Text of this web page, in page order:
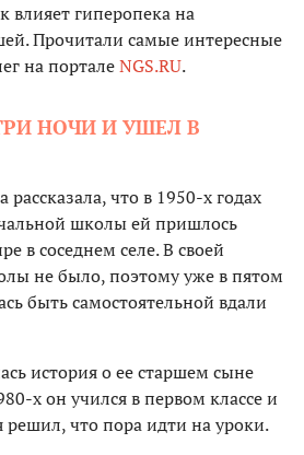
влияет гиперопека на
Прочитали самые интересные
на порталеNGS.RU.
НОЧИ И УШЕЛ В
рассказала, что в 1950-х годах
школы ей пришлось
в соседнем селе. В своей
не было, поэтому уже в пятом
быть самостоятельной вдали
история о ее старшем сыне
х он учился в первом классе и
что пора идти на уроки.